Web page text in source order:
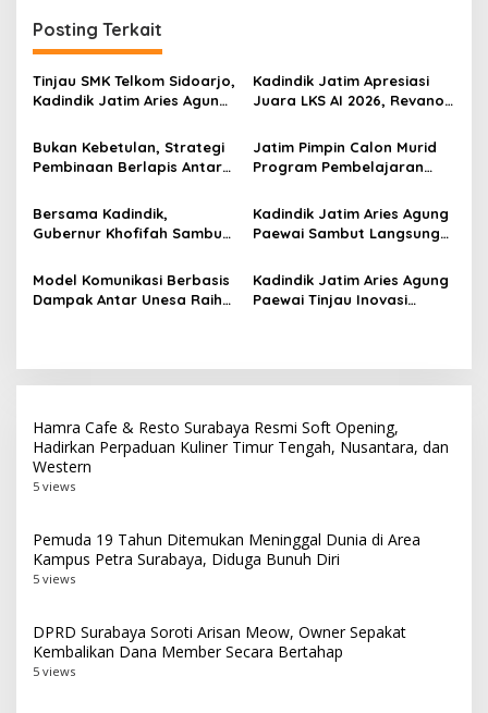
a
s
i
o
Posting Terkait
Tinjau SMK Telkom Sidoarjo,
Kadindik Jatim Aries Agung
Representatif Tingkatkan
Kualitas Pembelajaran
Kadindik Jatim Apresiasi
Juara LKS AI 2026, Revano
dari Gubernur Khofifah
Bukan Kebetulan, Strategi
Pembinaan Berlapis Antar
Juara Umum LKS Nasional
Jatim Pimpin Calon Murid
Program Pembelajaran
ATS Lolos Verifikasi dan
Siap Belajar
Bersama Kadindik,
Gubernur Khofifah Sambut
Umum LKS Dikmen Nasional
2026 di Grahadi
Kadindik Jatim Aries Agung
Paewai Sambut Langsung
Dikmen Nasional 2026 di
Pasar Turi
Model Komunikasi Berbasis
Dampak Antar Unesa Raih
Kadindik Jatim Aries Agung
Paewai Tinjau Inovasi
Hamra Cafe & Resto Surabaya Resmi Soft Opening,
Hadirkan Perpaduan Kuliner Timur Tengah, Nusantara, dan
Western
5 views
Pemuda 19 Tahun Ditemukan Meninggal Dunia di Area
Kampus Petra Surabaya, Diduga Bunuh Diri
5 views
DPRD Surabaya Soroti Arisan Meow, Owner Sepakat
Kembalikan Dana Member Secara Bertahap
5 views